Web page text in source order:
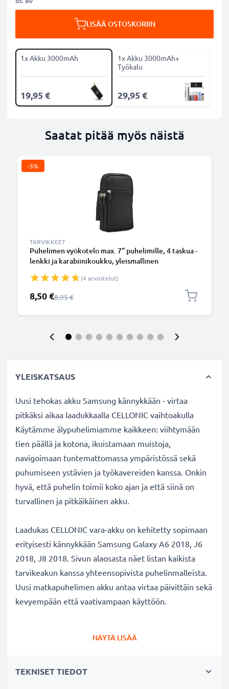
LISÄÄ OSTOSKORIIN
1x Akku 3000mAh
19,95 €
1x Akku 3000mAh+
Työkalu
29,95 €
Saatat pitää myös näistä
-5%
TARVIKKEET
Puhelimen vyökotelo max. 7" puhelimille, 4 taskua -
lenkki ja karabiinikoukku, yleismallinen
(4 arvostelut)
Erikoishinta
8,50 €Normaali hinta
8,95 €
YLEISKATSAUS
Uusi tehokas akku Samsung kännykkään - virtaa
pitkäksi aikaa laadukkaalla CELLONIC vaihtoakulla
Käytämme älypuhelimiamme kaikkeen: viihtymään
tien päällä ja kotona, ikuistamaan muistoja,
navigoimaan tuntemattomassa ympäristössä sekä
puhumiseen ystävien ja työkavereiden kanssa. Onkin
hyvä, että puhelin toimii koko ajan ja että siinä on
turvallinen ja pitkäikäinen akku.
Laadukas CELLONIC vara-akku on kehitetty sopimaan
erityisesti kännykkään Samsung Galaxy A6 2018, J6
2018, J8 2018. Sivun alaosasta näet listan kaikista
tarvikeakun kanssa yhteensopivista puhelinmalleista.
Uusi matkapuhelimen akku antaa virtaa päivittäin sekä
kevyempään että vaativampaan käyttöön.
tarvikeakun pitkä käyttöaika vapauttaa jatkuvalta
NÄYTÄ LISÄÄ
TEKNISET TIEDOT